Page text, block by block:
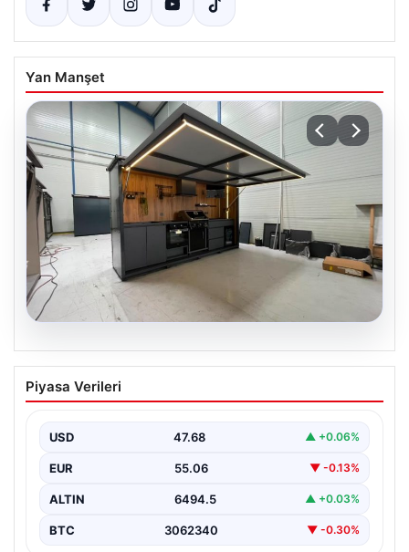
Yan Manşet
Açık Hava Mekanlarında Estetik ve
bahçe mutfağı Çözümleri
en önemli bölümlerinden parçası durumuna ulaşmıştır.
Yeşille uyumlu…
Piyasa Verileri
USD 47.68 ▲ +0.06%
EUR 55.06 ▼ -0.13%
ALTIN 6494.5 ▲ +0.03%
BTC 3062340 ▼ -0.30%